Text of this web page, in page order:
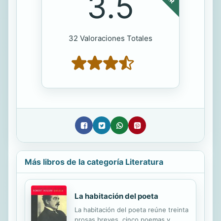
32 Valoraciones Totales
Más libros de la categoría Literatura
La habitación del poeta
La habitación del poeta reúne treinta